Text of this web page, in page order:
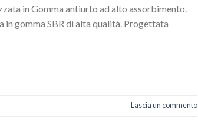
in Gomma antiurto ad alto assorbimento.
in gomma SBR di alta qualità. Progettata
Lascia un commento